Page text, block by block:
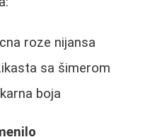
roze nijansa
sa šimerom
boja